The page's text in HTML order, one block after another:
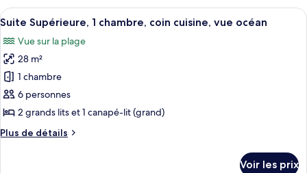
et
four
à
micro-
ondes,
en
bord
de
plage
type
de
Chambre
Double,
réfrigérateur
et
four
à
micro-
ondes,
Afficher
toutes
les
photos
pour
ce
type
chambre :
Une chambre d’hôtel avec deux
20
Suite Supérieure, 1 chambre, coin cuisine, vue océan
Vue sur la plage
28 m²
1 chambre
6 personnes
2 grands lits et 1 canapé-lit (grand)
Plus de détails
Plus
Voir les prix